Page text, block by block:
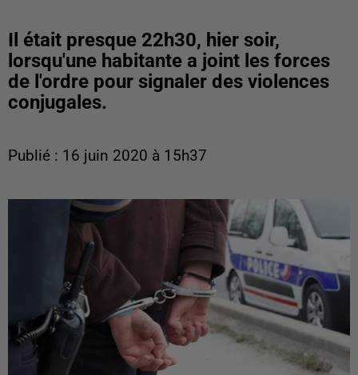
Il était presque 22h30, hier soir,
lorsqu'une habitante a joint les forces
de l'ordre pour signaler des violences
conjugales.
Publié : 16 juin 2020 à 15h37